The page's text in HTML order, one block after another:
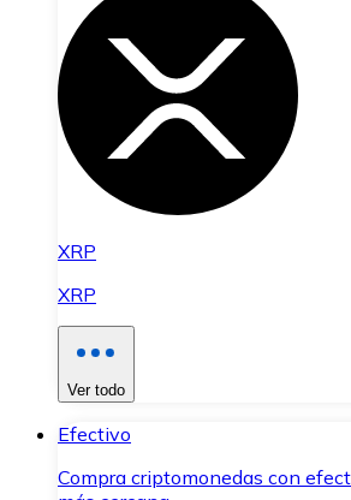
XRP
XRP
Ver todo
Efectivo
Compra criptomonedas con